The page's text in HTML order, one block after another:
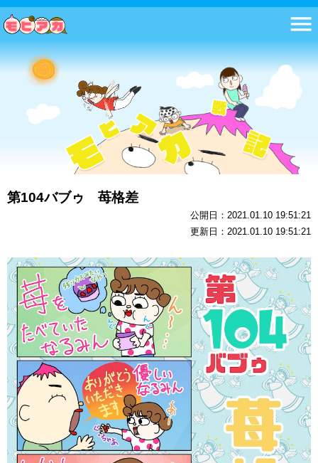
第104バブゥ 苺格差
公開日：2021.01.10 19:51:21
更新日：2021.01.10 19:51:21